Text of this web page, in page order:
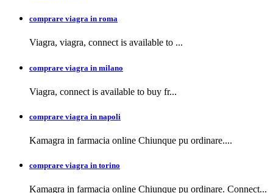
comprare viagra in roma
Viagra, viagra, connect is available to ...
comprare viagra in milano
Viagra, connect is available to buy fr...
comprare viagra in napoli
Kamagra in farmacia online Chiunque pu ordinare....
comprare viagra in torino
Kamagra in farmacia online Chiunque pu ordinare. Connect...